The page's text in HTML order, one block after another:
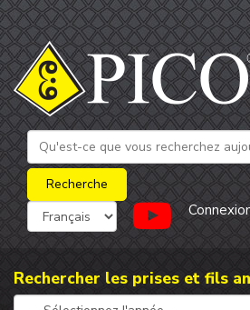
Rechercher les prises et fils